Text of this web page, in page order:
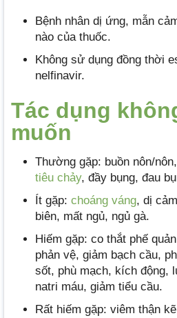
Bệnh nhân dị ứng, mẫn
nào của thuốc.
Không sử dụng đồng thời
nelfinavir.
Tác dụng
muốn
Thường gặp: buồn nôn/
tiêu chảy, đầy bụng, đau
Ít gặp: choáng váng, dị
biên, mất ngủ, ngủ gà.
Hiếm gặp: co thắt phế
phản vệ, giảm bạch cầu,
sốt, phù mạch, kích động,
natri máu, giảm tiểu cầu.
Rất hiếm gặp: viêm thận